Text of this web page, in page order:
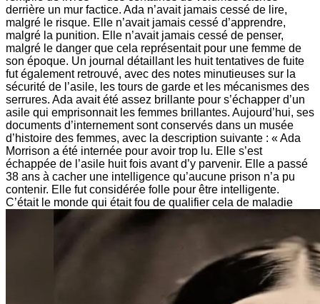
derrière un mur factice. Ada n’avait jamais cessé de lire,
malgré le risque. Elle n’avait jamais cessé d’apprendre,
malgré la punition. Elle n’avait jamais cessé de penser,
malgré le danger que cela représentait pour une femme de
son époque. Un journal détaillant les huit tentatives de fuite
fut également retrouvé, avec des notes minutieuses sur la
sécurité de l’asile, les tours de garde et les mécanismes des
serrures. Ada avait été assez brillante pour s’échapper d’un
asile qui emprisonnait les femmes brillantes. Aujourd’hui, ses
documents d’internement sont conservés dans un musée
d’histoire des femmes, avec la description suivante : « Ada
Morrison a été internée pour avoir trop lu. Elle s’est
échappée de l’asile huit fois avant d’y parvenir. Elle a passé
38 ans à cacher une intelligence qu’aucune prison n’a pu
contenir. Elle fut considérée folle pour être intelligente.
C’était le monde qui était fou de qualifier cela de maladie